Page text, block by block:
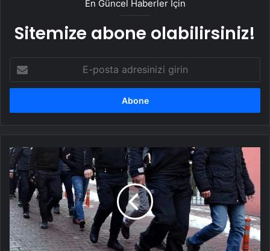
En Güncel Haberler İçin
Sitemize abone olabilirsiniz!
posta
adresinizi
İstanbul
merkezli
5
ilde
FETÖ
operasyonu:
19
gözaltı